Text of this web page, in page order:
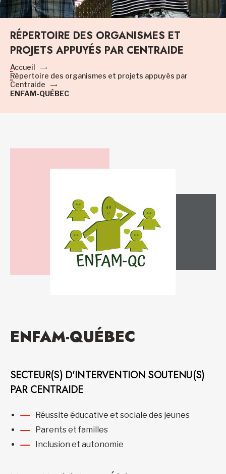
RÉPERTOIRE DES ORGANISMES ET
PROJETS APPUYÉS PAR CENTRAIDE
Accueil
Répertoire des organismes et projets appuyés par
Centraide
ENFAM-QUÉBEC
ENFAM-QUÉBEC
SECTEUR(S) D'INTERVENTION SOUTENU(S)
PAR CENTRAIDE
Réussite éducative et sociale des jeunes
Parents et familles
Inclusion et autonomie